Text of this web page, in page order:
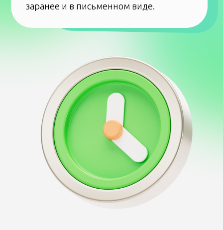
Мы, конечно, ее нашли: коммуналку
в историческом центре. Все нужное
оказалось близко, но это были и все
достоинства. В марте в помещении было
ужасно холодно, ветер завывал из щелей,
а пол скрипел так, будто вот-вот провалится.
И тогда же я впервые увидела ванну
на кухне: кто-то из соседей суп варит, а ты за
шторкой моешься. Но и это ничего: я человек
спокойный, еще не то видала. Но кухня была
огромная, а ванна стояла рядом с окном.
И если ты не обледенел в комнате,
то покрылся инеем, пока мыл голову.